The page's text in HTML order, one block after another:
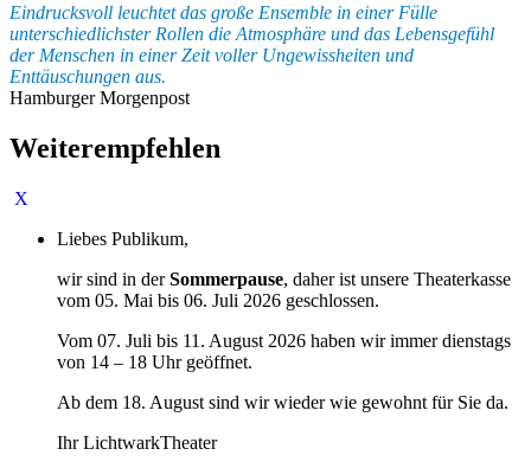
Eindrucksvoll leuchtet das große Ensemble in einer Fülle
unterschiedlichster Rollen die Atmosphäre und das Lebensgefühl
der Menschen in einer Zeit voller Ungewissheiten und
Enttäuschungen aus.
Hamburger Morgenpost
Weiterempfehlen
Liebes Publikum,
wir sind in derSommerpause, daher ist unsere Theaterkasse
vom 05. Mai bis 06. Juli 2026 geschlossen.
Vom 07. Juli bis 11. August 2026 haben wir immer dienstags
von 14 – 18 Uhr geöffnet.
Ab dem 18. August sind wir wieder wie gewohnt für Sie da.
Ihr LichtwarkTheater